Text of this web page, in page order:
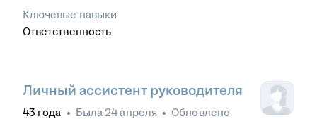
Ключевые навыки
Ответственность
Личный ассистент руководителя
43 года • Была 24 апреля • Обновлено